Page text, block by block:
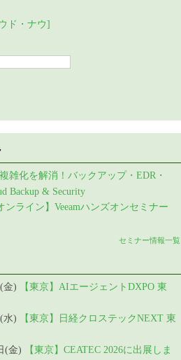
ド・ナウ]
雑化を解消！バックアップ・EDR・
Backup & Security
ンライン】Veeamハンズオンセミナー
セミナー情報一覧
金)
【東京】AIエージェントDXPO 東
水)
【東京】日経クロステックNEXT 東
(金)
【東京】CEATEC 2026に出展しま